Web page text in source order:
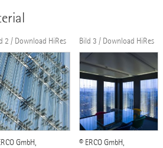
2 / Download HiRes
GmbH,
Bild 3 / Download HiRes
© ERCO GmbH,